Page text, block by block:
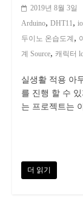
2019년 8월 3일
Arduino, DHT11,
두이노 온습도계 ,
계 Source, 캐릭터
실생활 적용 아
를 진행 할 수
는 프로젝트는
더 읽기